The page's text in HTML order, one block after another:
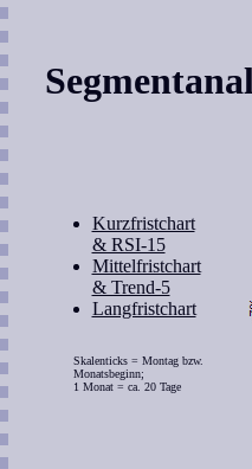
Kurzfristchart
& RSI-15
Mittelfristchart
& Trend-5
Langfristchart
Skalenticks = Montag bzw.
Monatsbeginn;
1 Monat = ca. 20 Tage